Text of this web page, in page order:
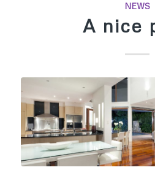
NEWS
A nice